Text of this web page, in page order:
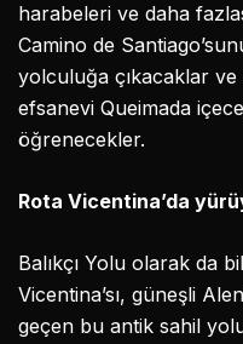
harabeleri ve daha
Camino de
yolculuğa çıkacaklar
efsanevi Queimada
öğrenecekler.
Rota Vicentina’da
Balıkçı Yolu olarak da
Vicentina’sı, güneşli
geçen bu antik sahil